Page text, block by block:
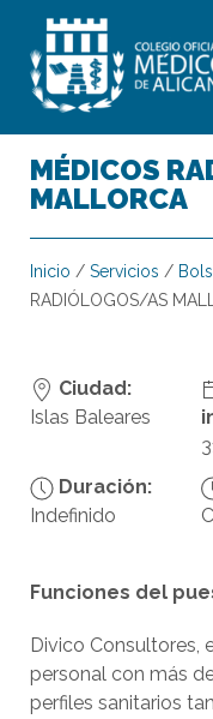
MÉDICOS
MALLORCA
Inicio / Servicios /
RADIÓLOGOS/AS
Ciudad:
Islas Baleares
Duración:
Indefinido
Funciones del
Divico Consultores,
personal con más
perfiles sanitarios